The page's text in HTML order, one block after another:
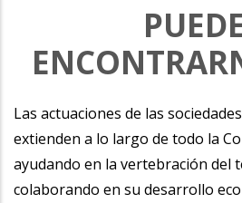
Las actuaciones de las
extienden a lo largo de todo la
ayudando en la vertebración del
colaborando en su desarrollo